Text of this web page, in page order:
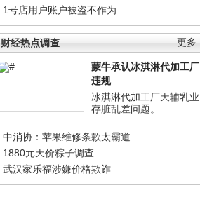
1号店用户账户被盗不作为
更多
财经热点调查
蒙牛承认冰淇淋代加工厂
违规
冰淇淋代加工厂天辅乳业
存脏乱差问题。
中消协：苹果维修条款太霸道
1880元天价粽子调查
武汉家乐福涉嫌价格欺诈